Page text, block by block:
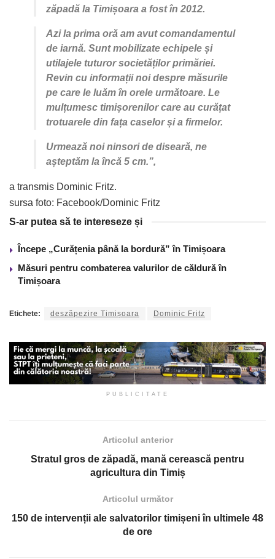
zăpadă la Timișoara a fost în 2012.
Azi la prima oră am avut comandamentul
de iarnă. Sunt mobilizate echipele și
utilajele tuturor societăților primăriei.
Revin cu informații noi despre măsurile
pe care le luăm în orele următoare. Le
mulțumesc timișorenilor care au curățat
trotuarele din fața caselor și a firmelor.
Urmează noi ninsori de diseară, ne
așteptăm la încă 5 cm.”,
a transmis Dominic Fritz.
sursa foto: Facebook/Dominic Fritz
S-ar putea să te intereseze și
Începe „Curățenia până la bordură” în Timișoara
Măsuri pentru combaterea valurilor de căldură în
Timișoara
Etichete: deszăpezire Timișoara Dominic Fritz
PUBLICITATE
Articolul anterior
Stratul gros de zăpadă, mană cerească pentru
agricultura din Timiș
Articolul următor
150 de intervenții ale salvatorilor timișeni în ultimele 48
de ore